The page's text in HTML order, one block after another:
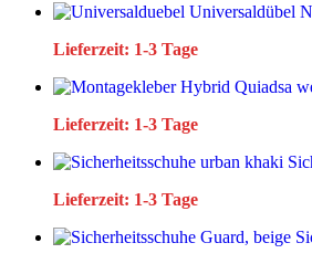
Lieferzeit: 1-3 Tage
Lieferzeit: 1-3 Tage
Lieferzeit: 1-3 Tage